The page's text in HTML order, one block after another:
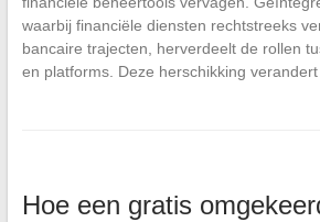
waarbij financiële diensten rechtstreeks
bancaire trajecten, herverdeelt de rollen
en platforms. Deze herschikking verandert
Hoe een gratis